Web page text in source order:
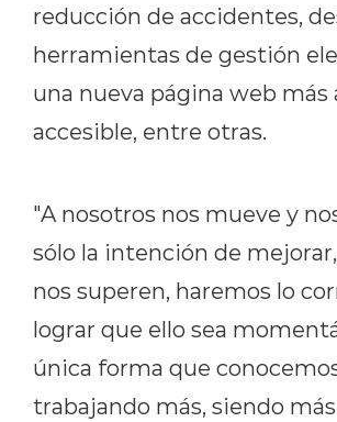
reducción de accidentes,
herramientas de gestión
una nueva página web más
accesible, entre otras.
"A nosotros nos mueve y
sólo la intención de
nos superen, haremos lo
lograr que ello sea
única forma que
trabajando más, siendo más